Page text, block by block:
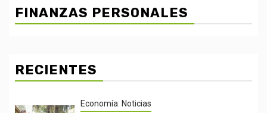
FINANZAS PERSONALES
RECIENTES
Economía: Noticias